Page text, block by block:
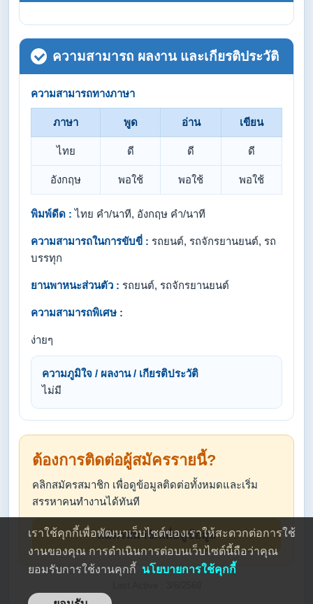
ความสามารถ ผลงาน และเกียรติประวัติ
ความสามารถทางภาษา
ภาษา พูด อ่าน เขียน
ไทย ดี ดี ดี
อังกฤษ พอใช้ พอใช้ พอใช้
พิมพ์ดีด : ไทย คำ/นาที, อังกฤษ คำ/นาที
ความสามารถในการขับขี่ : รถยนต์, รถจักรยานยนต์, รถ
บรรทุก
ยานพาหนะส่วนตัว : รถยนต์, รถจักรยานยนต์
ความสามารถพิเศษ :
ง่ายๆ
ความภูมิใจ / ผลงาน / เกียรติประวัติ
ไม่มี
ต้องการติดต่อผู้สมัครรายนี้?
คลิกสมัครสมาชิก เพื่อดูข้อมูลติดต่อทั้งหมดและเริ่ม
สรรหาคนทำงานได้ทันที
สมัครสมาชิกเพื่อดูข้อมูล
เราใช้คุกกี้เพื่อพัฒนาเว็บไซต์ของเราให้สะดวกต่อการใช้
งานของคุณ การดำเนินการต่อบนเว็บไซต์นี้ถือว่าคุณ
ยอมรับการใช้งานคุกกี้ นโยบายการใช้คุกกี้